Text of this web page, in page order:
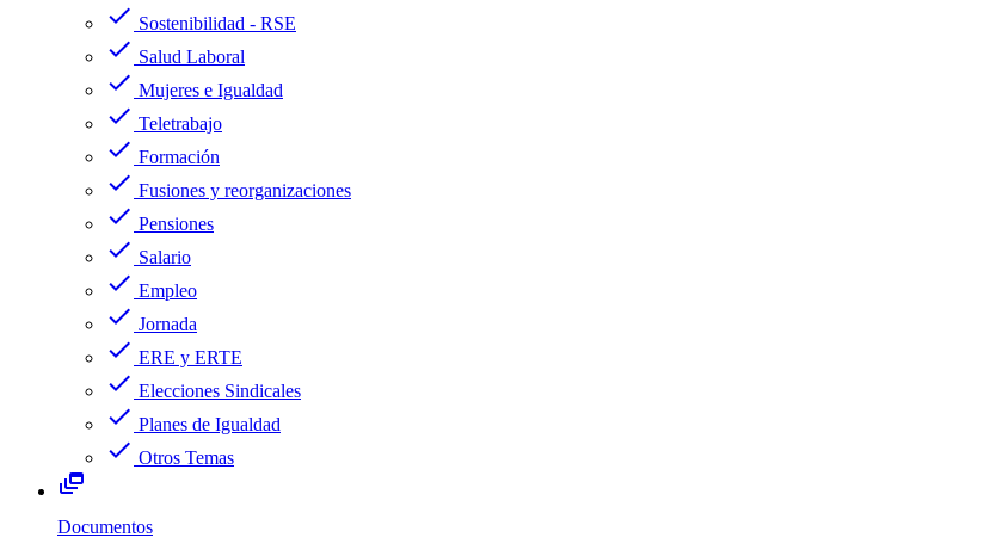
check Sostenibilidad - RSE
check Salud Laboral
check Mujeres e Igualdad
check Teletrabajo
check Formación
check Fusiones y reorganizaciones
check Pensiones
check Salario
check Empleo
check Jornada
check ERE y ERTE
check Elecciones Sindicales
check Planes de Igualdad
check Otros Temas
dynamic_feed
Documentos